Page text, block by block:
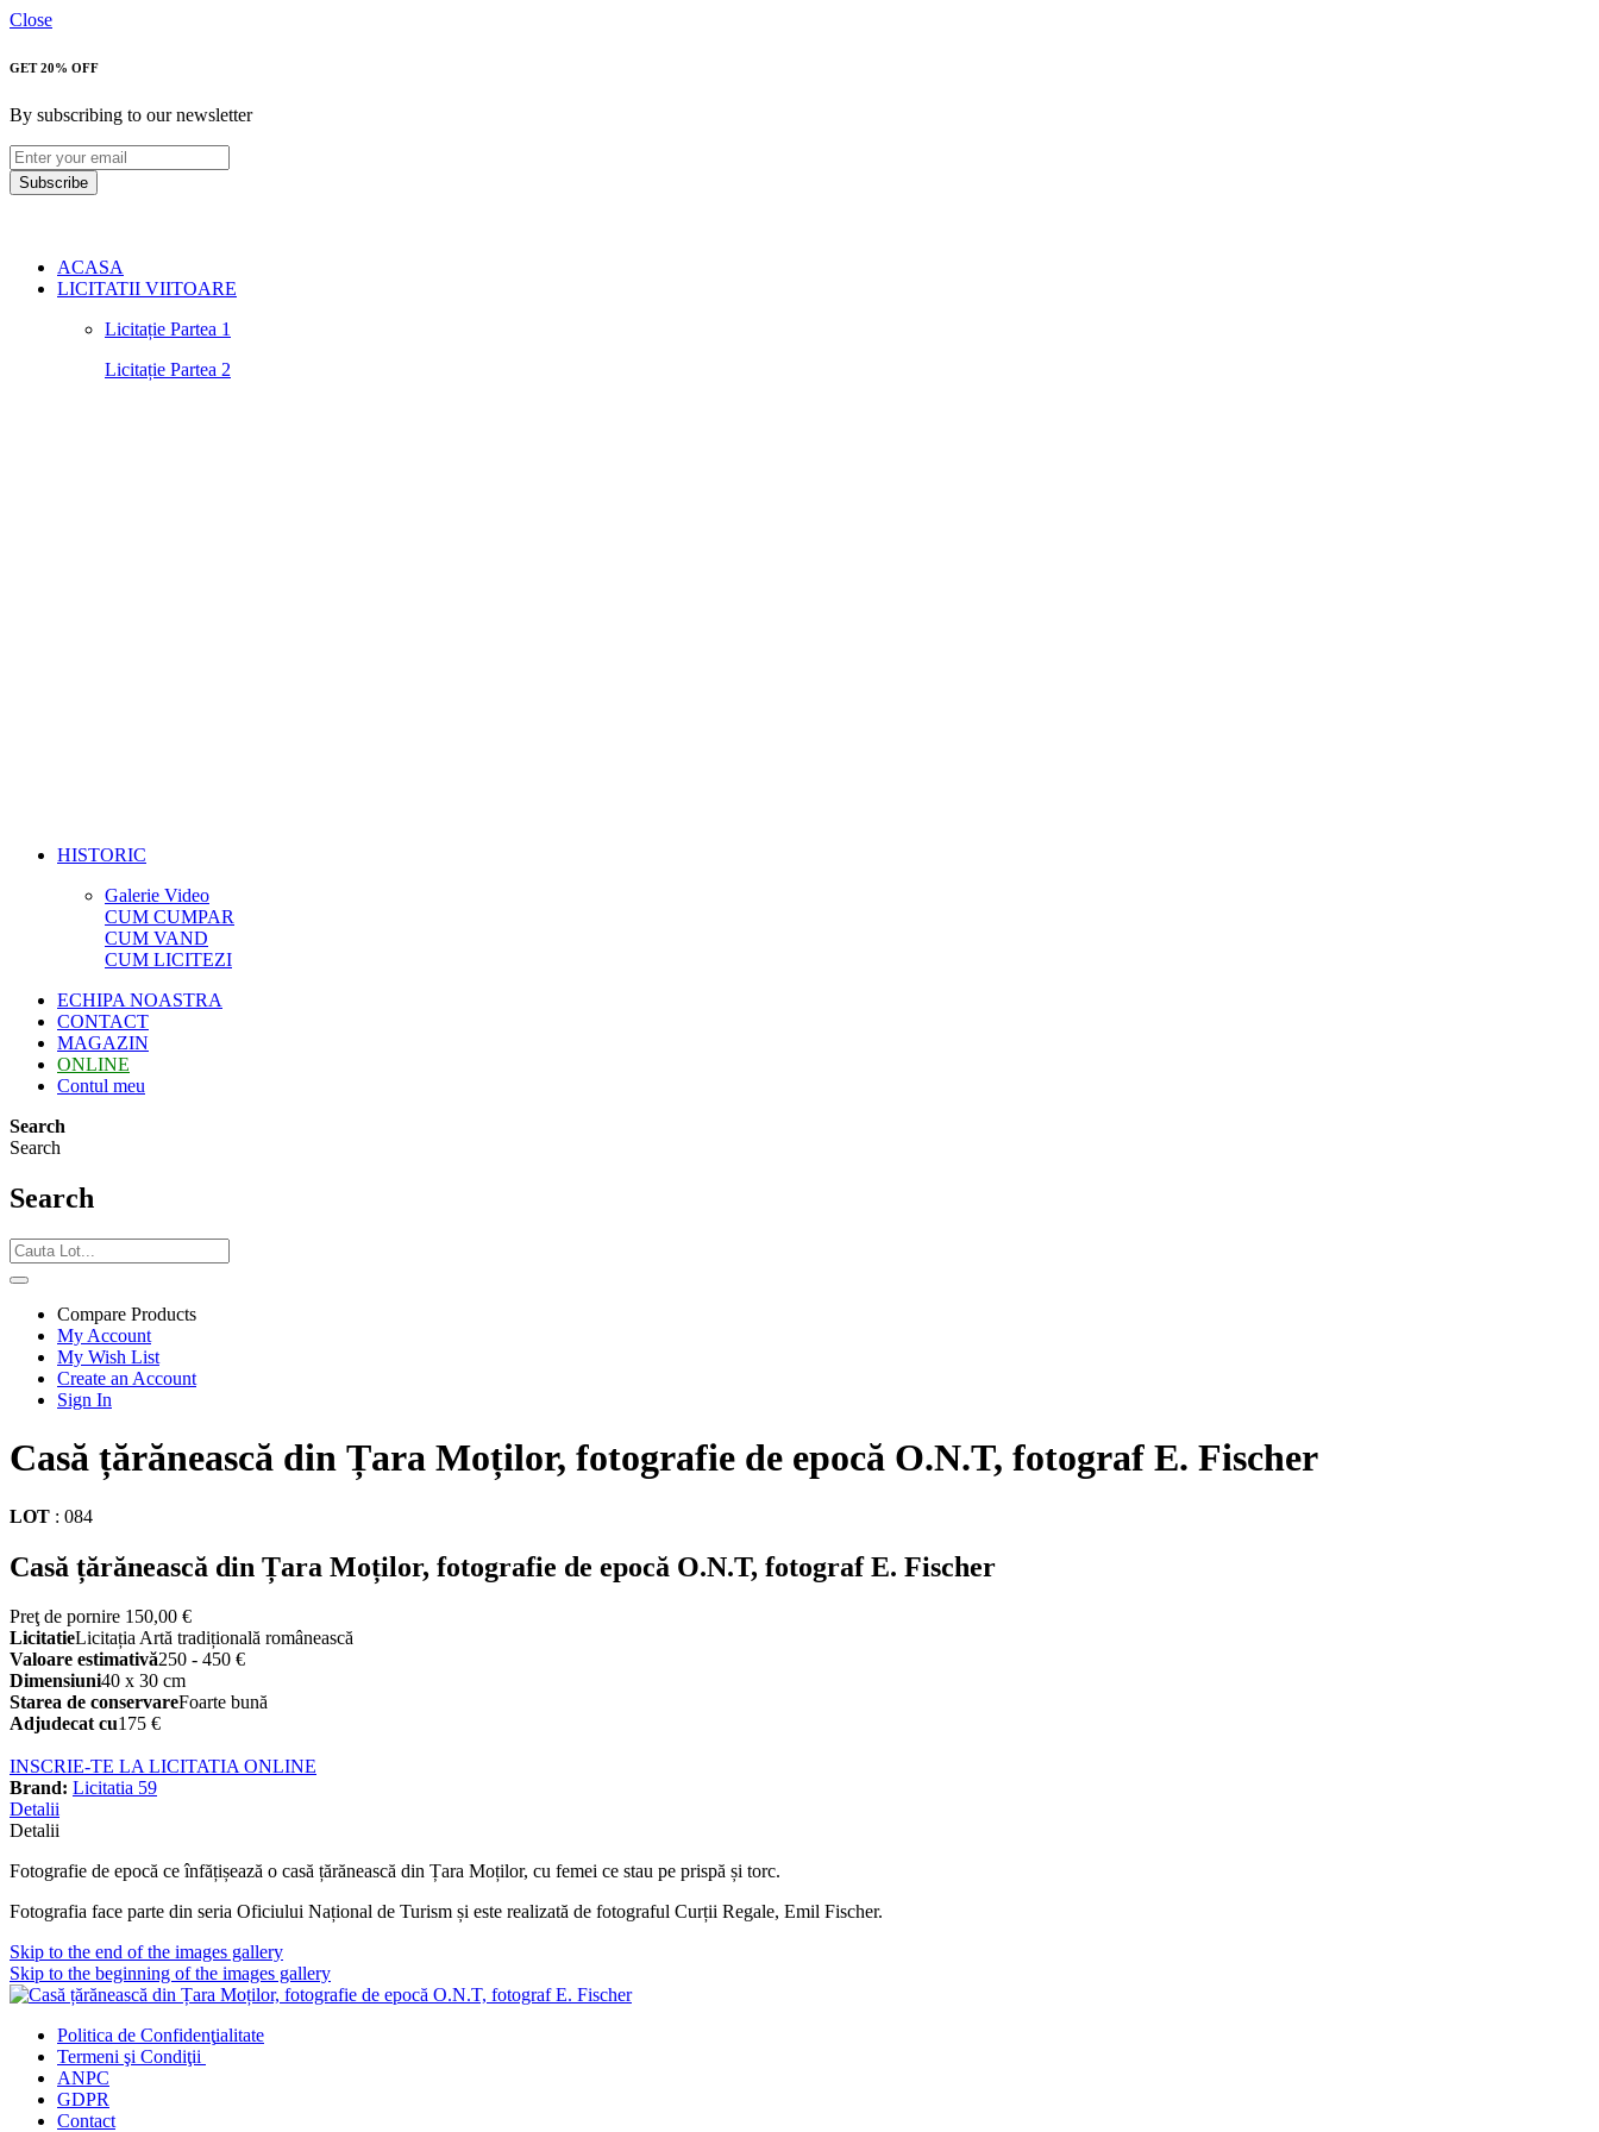
Close
GET 20% OFF
By subscribing to our newsletter
Subscribe
ACASA
LICITATII VIITOARE
Licitație Partea 1
Licitație Partea 2
HISTORIC
Galerie Video
CUM CUMPAR
CUM VAND
CUM LICITEZI
ECHIPA NOASTRA
CONTACT
MAGAZIN
ONLINE
Contul meu
Search
Search
Search
Compare Products
My Account
My Wish List
Create an Account
Sign In
Casă țărănească din Țara Moților, fotografie de epocă O.N.T, fotograf E. Fischer
LOT : 084
Casă țărănească din Țara Moților, fotografie de epocă O.N.T, fotograf E. Fischer
Preţ de pornire 150,00 €
LicitatieLicitația Artă tradițională românească
Valoare estimativă250 - 450 €
Dimensiuni40 x 30 cm
Starea de conservareFoarte bună
Adjudecat cu175 €
INSCRIE-TE LA LICITATIA ONLINE
Brand: Licitatia 59
Detalii
Detalii
Fotografie de epocă ce înfățișează o casă țărănească din Țara Moților, cu femei ce stau pe prispă și torc.
Fotografia face parte din seria Oficiului Național de Turism și este realizată de fotograful Curții Regale, Emil Fischer.
Skip to the end of the images gallery
Skip to the beginning of the images gallery
Politica de Confidenţialitate
Termeni şi Condiţii
ANPC
GDPR
Contact